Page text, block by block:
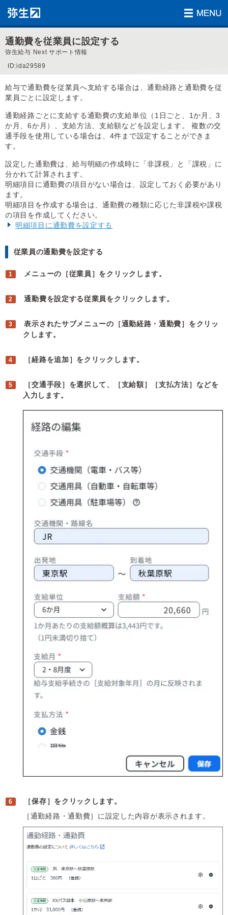
通勤費を従業員に設定する
弥生給与 Next サポート情報
ID:ida29589
給与で通勤費を従業員へ支給する場合は、通勤経路と通勤費を従
業員ごとに設定します。
通勤経路ごとに支給する通勤費の支給単位（1日ごと、1か月、3
か月、6か月）、支給方法、支給額などを設定します。 複数の交
通手段を使用している場合は、4件まで設定することができま
す。
設定した通勤費は、給与明細の作成時に「非課税」と「課税」に
分かれて計算されます。
明細項目に通勤費の項目がない場合は、設定しておく必要があり
ます。
明細項目を作成する場合は、通勤費の種類に応じた非課税や課税
の項目を作成してください。
明細項目に通勤費を設定する
従業員の通勤費を設定する
メニューの［従業員］をクリックします。
通勤費を設定する従業員をクリックします。
表示されたサブメニューの［通勤経路・通勤費］をクリッ
クします。
［経路を追加］をクリックします。
［交通手段］を選択して、［支給額］［支払方法］などを
入力します。
［保存］をクリックします。
［通勤経路・通勤費］に設定した内容が表示されます。